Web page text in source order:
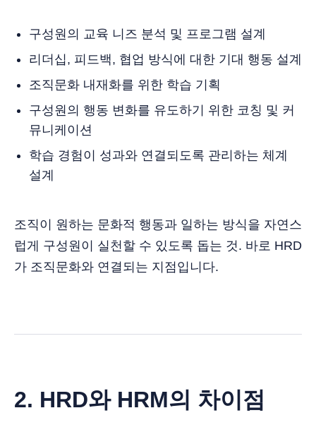
구성원의 교육 니즈 분석 및 프로그램 설계
리더십, 피드백, 협업 방식에 대한 기대 행동 설계
조직문화 내재화를 위한 학습 기획
구성원의 행동 변화를 유도하기 위한 코칭 및 커
뮤니케이션
학습 경험이 성과와 연결되도록 관리하는 체계
설계
조직이 원하는 문화적 행동과 일하는 방식을 자연스
럽게 구성원이 실천할 수 있도록 돕는 것. 바로 HRD
가 조직문화와 연결되는 지점입니다.
2. HRD와 HRM의 차이점